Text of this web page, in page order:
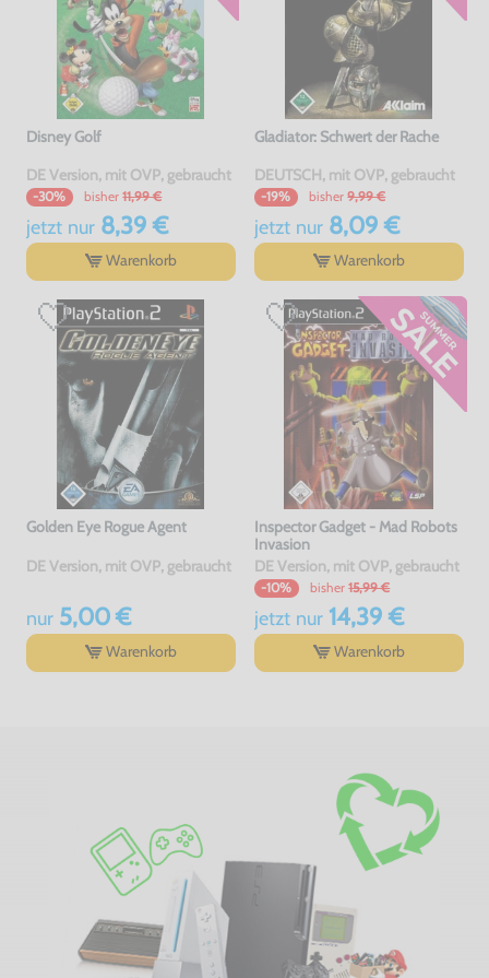
Disney Golf
DE Version, mit OVP, gebraucht
-30% bisher 11,99 €
jetzt nur8,39 €
Warenkorb
Gladiator: Schwert der Rache
DEUTSCH, mit OVP, gebraucht
-19% bisher 9,99 €
jetzt nur8,09 €
Warenkorb
Golden Eye Rogue Agent
DE Version, mit OVP, gebraucht
nur5,00 €
Warenkorb
Inspector Gadget - Mad Robots
Invasion
DE Version, mit OVP, gebraucht
-10% bisher 15,99 €
jetzt nur14,39 €
Warenkorb